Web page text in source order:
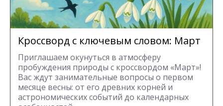
Кроссворд с ключевым словом: Март
Приглашаем окунуться в атмосферу
пробуждения природы с кроссвордом «Март»!
Вас ждут занимательные вопросы о первом
месяце весны: от его древних корней и
астрономических событий до календарных